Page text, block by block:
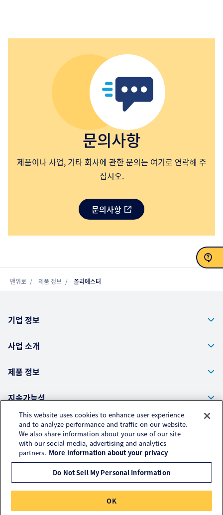
문의사항
제품이나 사업, 기타 회사에 관한 문의는 여기로 연락해 주
십시오.
문의사항
맨위로 제품 정보 폴리에스터
기업 정보
사업 소개
제품 정보
지속가능성
Kuraray Co., Ltd. Corporate Website
개인 정보 보호 정책(English)
액세스 데이터의 취급에 대해서(English)
© KURARAY TRADING CO., LTD. All RIGHTS RESERVED.
This website uses cookies to enhance user experience
and to analyze performance and traffic on our website.
We also share information about your use of our site
with our social media, advertising and analytics
partners. More information about your privacy
Do Not Sell My Personal Information
OK